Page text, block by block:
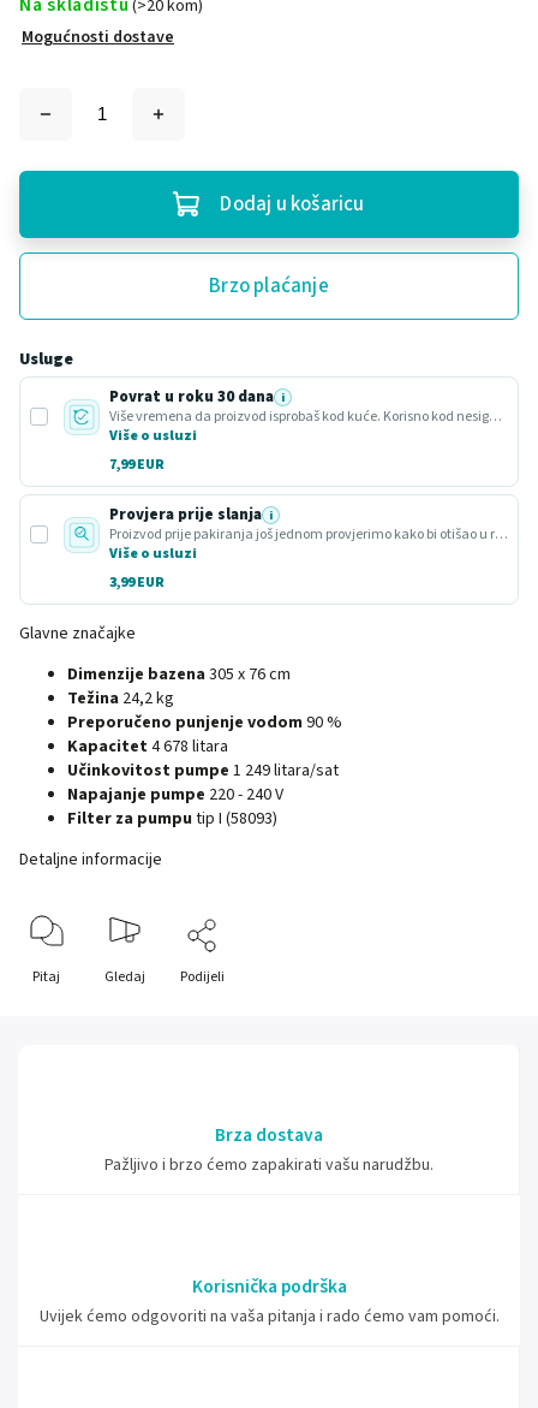
(>20 kom)
Mogućnosti dostave
Dodaj u košaricu
Brzo plaćanje
Usluge
Povrat u roku 30 dana i
Više vremena da proizvod isprobaš kod kuće. Korisno kod nesigurnog odabira ili poklona.
Više o usluzi
7,99 EUR
Provjera prije slanja i
Proizvod prije pakiranja još jednom provjerimo kako bi otišao u redu.
Više o usluzi
3,99 EUR
Glavne značajke
Dimenzije bazena 305 x 76 cm
Težina 24,2 kg
Preporučeno punjenje vodom 90 %
Kapacitet4 678 litara
Učinkovitost pumpe 1 249 litara/sat
Napajanje pumpe 220 - 240 V
Filter za pumpu tip I (58093)
Detaljne informacije
Pitaj Gledaj Podijeli
Brza dostava
Pažljivo i brzo ćemo zapakirati vašu narudžbu.
Korisnička podrška
Uvijek ćemo odgovoriti na vaša pitanja i rado ćemo vam pomoći.